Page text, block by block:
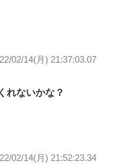
02/14(月) 21:37:03.07
れないかな？
02/14(月) 21:52:23.34